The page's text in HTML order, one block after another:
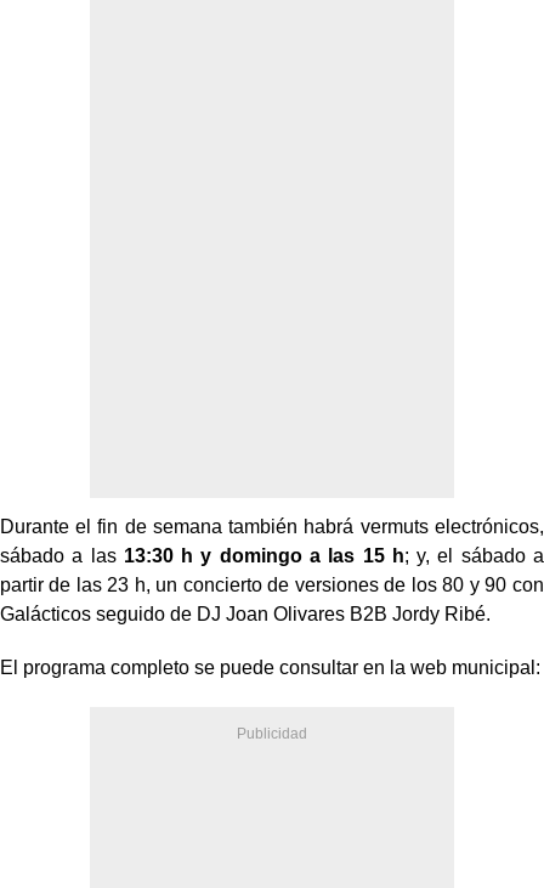
Durante el fin de semana también habrá vermuts electrónicos,
sábado a las 13:30 h y domingo a las 15 h; y, el sábado a
partir de las 23 h, un concierto de versiones de los 80 y 90 con
Galácticos seguido de DJ Joan Olivares B2B Jordy Ribé.
El programa completo se puede consultar en la web municipal: